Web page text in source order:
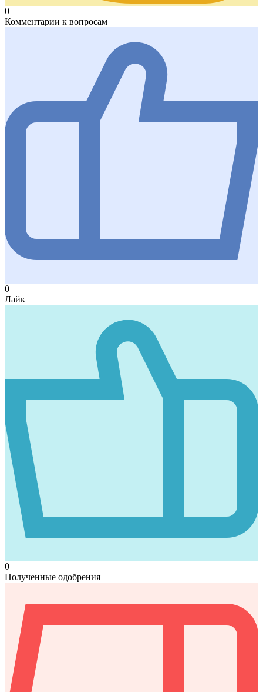
0
Комментарии к вопросам
0
Лайк
0
Полученные одобрения